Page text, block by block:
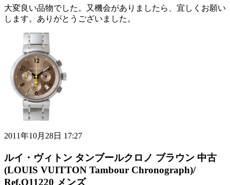
大変良い品物でした。又機会がありましたら、宜しくお願い
します。ありがとうございました。
2011年10月28日 17:27
ルイ・ヴィトン タンブールクロノ ブラウン 中古
(LOUIS VUITTON Tambour Chronograph)/
Ref.Q11220 メンズ